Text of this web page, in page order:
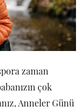
zaman
çok
Anneler Günü